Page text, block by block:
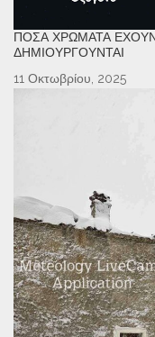
ΠΌΣΑ ΧΡΏΜΑΤΑ
ΔΗΜΙΟΥΡΓΟΎΝΤΑΙ
11 Οκτωβρίου, 2025